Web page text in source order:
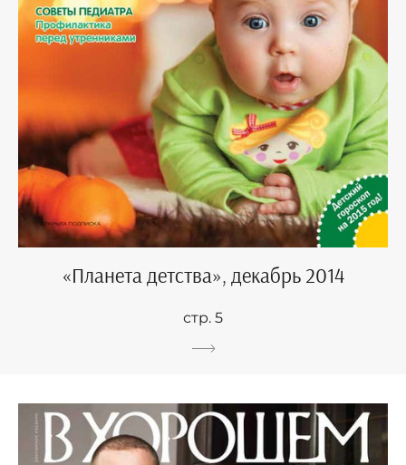
«Планета детства», декабрь 2014
стр. 5